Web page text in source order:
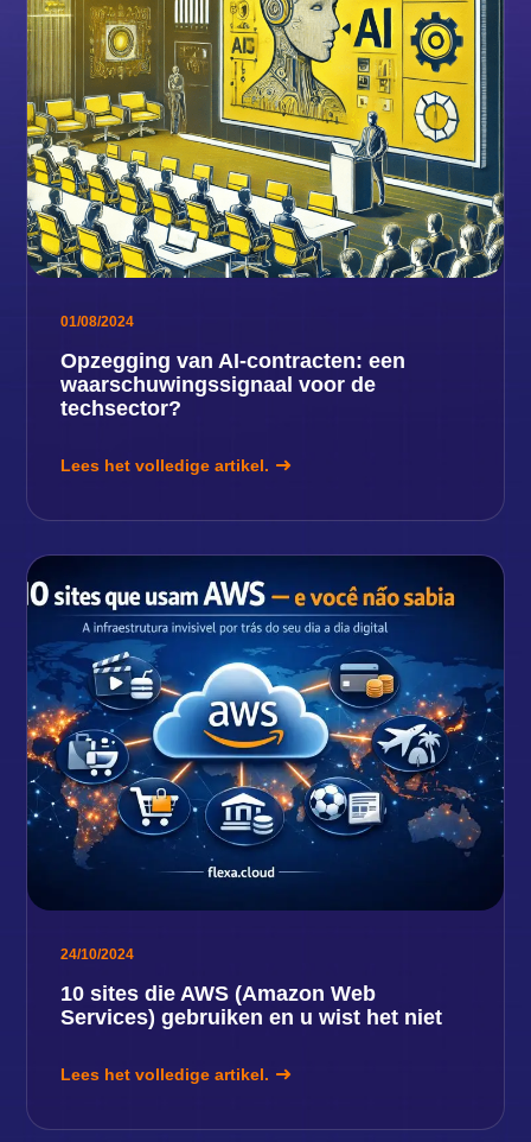
01/08/2024
Opzegging van AI-contracten: een
waarschuwingssignaal voor de
techsector?
Lees het volledige artikel.
24/10/2024
10 sites die AWS (Amazon Web
Services) gebruiken en u wist het niet
Lees het volledige artikel.